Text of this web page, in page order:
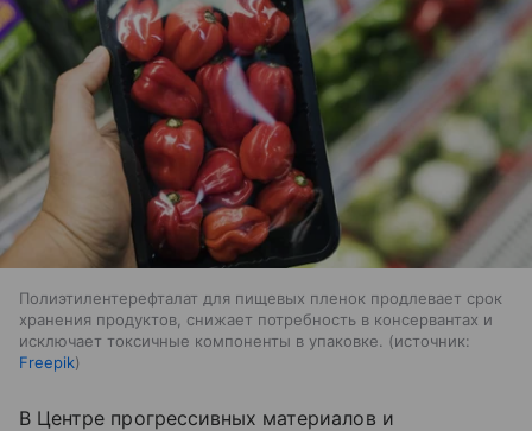
Полиэтилентерефталат для пищевых пленок продлевает срок
хранения продуктов, снижает потребность в консервантах и
исключает токсичные компоненты в упаковке.
источник:
Freepik
В Центре прогрессивных материалов и